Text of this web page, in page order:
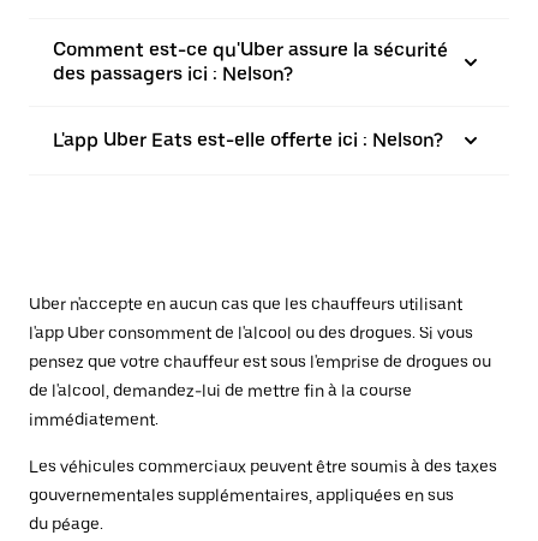
Comment est-ce qu'Uber assure la sécurité
des passagers ici : Nelson?
L'app Uber Eats est-elle offerte ici : Nelson?
Uber n'accepte en aucun cas que les chauffeurs utilisant
l'app Uber consomment de l'alcool ou des drogues. Si vous
pensez que votre chauffeur est sous l'emprise de drogues ou
de l'alcool, demandez-lui de mettre fin à la course
immédiatement.
Les véhicules commerciaux peuvent être soumis à des taxes
gouvernementales supplémentaires, appliquées en sus
du péage.